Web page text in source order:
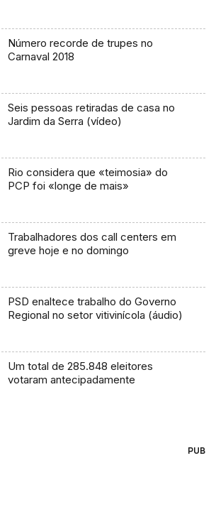
Número recorde de trupes no
Carnaval 2018
Seis pessoas retiradas de casa no
Jardim da Serra (vídeo)
Rio considera que «teimosia» do
PCP foi «longe de mais»
Trabalhadores dos call centers em
greve hoje e no domingo
PSD enaltece trabalho do Governo
Regional no setor vitivinícola (áudio)
Um total de 285.848 eleitores
votaram antecipadamente
PUB